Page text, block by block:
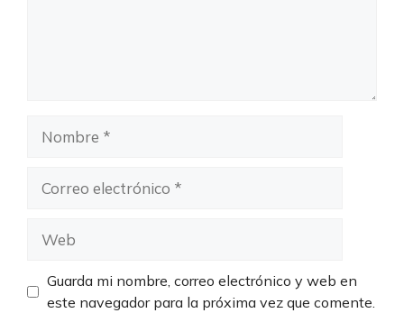
electrónico
Guarda mi nombre, correo electrónico y web en
este navegador para la próxima vez que comente.